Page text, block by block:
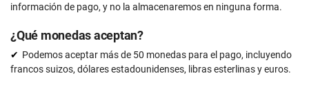
información de pago, y no la almacenaremos en ninguna forma.
¿Qué monedas aceptan?
Podemos aceptar más de 50 monedas para el pago, incluyendo
francos suizos, dólares estadounidenses, libras esterlinas y euros.